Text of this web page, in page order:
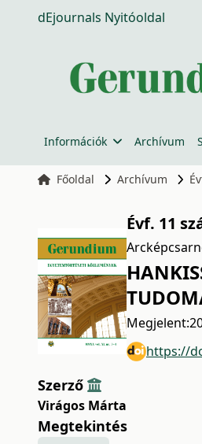
dEjournals Nyitóoldal
Információk Archívum
Főoldal Archívum
Évf. 11
Megjelent:
https://
Szerző
Virágos Márta
Megtekintés